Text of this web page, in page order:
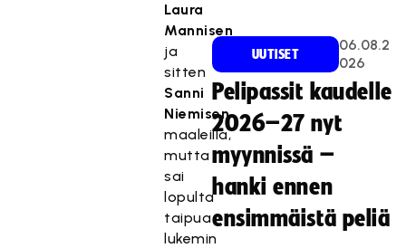
Laura
Mannisen
ja
sitten
Sanni
Niemisen
maaleilla,
mutta
sai
lopulta
taipua
lukemin
UUTISET
06.08.2
026
Pelipassit kaudelle
2026–27 nyt
myynnissä –
hanki ennen
ensimmäistä peliä